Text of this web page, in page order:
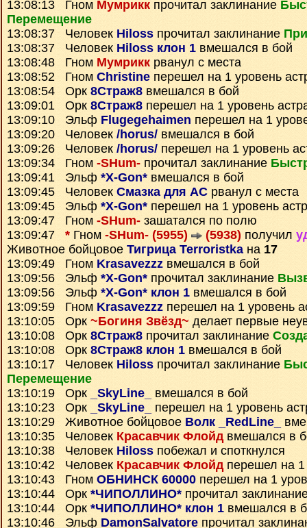
13:08:13 Гном Мумрикк прочитал заклинание
Перемещение
13:08:37 Человек Hiloss прочитал заклинание
13:08:37 Человек Hiloss клон 1 вмешался в бой
13:08:48 Гном Мумрикк рванул с места
13:08:52 Гном Christine перешел на 1 уровень
13:08:54 Орк 8Страж8 вмешался в бой
13:09:01 Орк 8Страж8 перешел на 1 уровень
13:09:10 Эльф Flugegehaimen перешел на 1
13:09:20 Человек /horus/ вмешался в бой
13:09:26 Человек /horus/ перешел на 1 уровень
13:09:34 Гном -SHum- прочитал заклинание
13:09:41 Эльф *X-Gon* вмешался в бой
13:09:45 Человек Смазка для АС рванул с места
13:09:45 Эльф *X-Gon* перешел на 1 уровень
13:09:47 Гном -SHum- зашатался по полю
13:09:47 * Гном -SHum- (5955) (5938) получил
Животное бойцовое Тигрица Terroristkaна 17
13:09:49 Гном Krasavezzz вмешался в бой
13:09:56 Эльф *X-Gon* прочитал заклинание
13:09:56 Эльф *X-Gon* клон 1 вмешался в бой
13:09:59 Гном Krasavezzz перешел на 1 уровень
13:10:05 Орк ~Богиня Звёзд~ делает первые
13:10:08 Орк 8Страж8 прочитал заклинание
13:10:08 Орк 8Страж8 клон 1 вмешался в бой
13:10:17 Человек Hiloss прочитал заклинание
Перемещение
13:10:19 Орк
_SkyLine_
вмешался в бой
13:10:23 Орк
_SkyLine_
перешел на 1 уровень
13:10:29 Животное бойцовое Волк _RedLine_
13:10:35 Человек Красавчик Флойдвмешался в
13:10:38 Человек Hiloss побежал и споткнулся
13:10:42 Человек Красавчик Флойд перешел на 1
13:10:43 Гном ОБНИНСК 60000 перешел на 1
13:10:44 Орк *ЧИПОЛЛИНО* прочитал
13:10:44 Орк *ЧИПОЛЛИНО* клон 1 вмешался в
13:10:46 Эльф DamonSalvatore прочитал